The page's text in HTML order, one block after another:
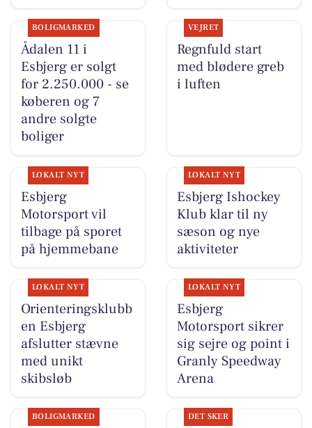
BOLIGMARKED
Ådalen 11 i
Esbjerg er solgt
for 2.250.000 - se
køberen og 7
andre solgte
boliger
VEJRET
Regnfuld start
med blødere greb
i luften
LOKALT NYT
Esbjerg
Motorsport vil
tilbage på sporet
på hjemmebane
LOKALT NYT
Esbjerg Ishockey
Klub klar til ny
sæson og nye
aktiviteter
LOKALT NYT
Orienteringsklubb
en Esbjerg
afslutter stævne
med unikt
skibsløb
LOKALT NYT
Esbjerg
Motorsport sikrer
sig sejre og point i
Granly Speedway
Arena
BOLIGMARKED DET SKER